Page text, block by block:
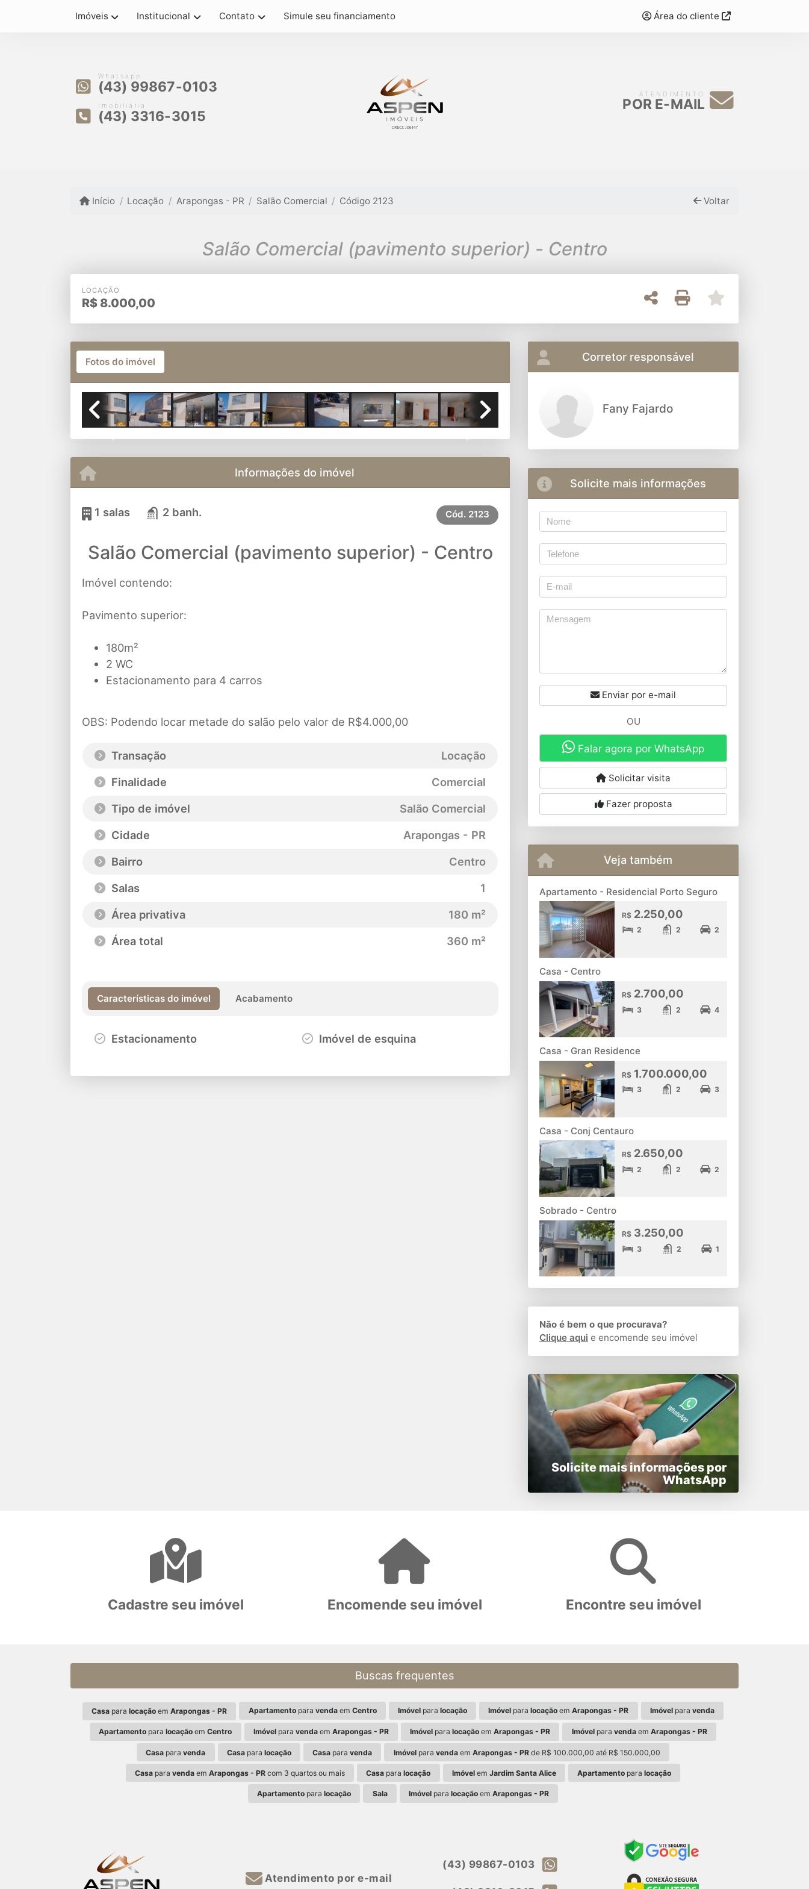
Imóveis Institucional Contato Simule seu financiamento Área do cliente
Whatsapp
(43) 99867-0103
Imobiliária
(43) 3316-3015
ATENDIMENTO
POR E-MAIL
Início Locação Arapongas - PR Salão Comercial Código 2123 Voltar
Salão Comercial (pavimento superior) - Centro
LOCAÇÃO
R$ 8.000,00
Fotos do imóvel
Informações do imóvel
1 salas 2 banh. Cód. 2123
Salão Comercial (pavimento superior) - Centro
Imóvel contendo:
Pavimento superior:
180m²
2 WC
Estacionamento para 4 carros
OBS: Podendo locar metade do salão pelo valor de R$4.000,00
Transação
Locação
Finalidade
Comercial
Tipo de imóvel
Salão Comercial
Cidade
Arapongas - PR
Bairro
Centro
Salas
1
Área privativa
180 m²
Área total
360 m²
Características do imóvel Acabamento
Estacionamento Imóvel de esquina
Corretor responsável
Fany Fajardo
Solicite mais informações
Enviar por e-mail
OU
Falar agora por WhatsApp
Solicitar visita
Fazer proposta
Veja também
Apartamento - Residencial Porto Seguro
R$2.250,00
2 2 2
Casa - Centro
R$2.700,00
3 2 4
Casa - Gran Residence
R$1.700.000,00
3 2 3
Casa - Conj Centauro
R$2.650,00
2 2 2
Sobrado - Centro
R$3.250,00
3 2 1
Não é bem o que procurava?
Clique aqui e encomende seu imóvel
Solicite mais informações por
WhatsApp
Cadastre seu imóvel Encomende seu imóvel Encontre seu imóvel
Buscas frequentes
Casa paralocação emArapongas - PR Apartamentopara vendaem Centro Imóvel para locação Imóvel paralocação emArapongas - PR Imóvelpara venda
Apartamento paralocação emCentro Imóvelpara vendaem Arapongas - PR Imóvel paralocação emArapongas - PR Imóvelpara vendaem Arapongas - PR
Casa paravenda Casapara locação Casa paravenda Imóvelpara vendaem Arapongas - PRde R$ 100.000,00 até R$ 150.000,00
Casapara vendaem Arapongas - PRcom 3 quartos ou mais Casa paralocação Imóvelem Jardim Santa Alice Apartamento paralocação
Apartamento paralocação Sala Imóvelpara locaçãoem Arapongas - PR
Atendimento por e-mail
(43) 99867-0103